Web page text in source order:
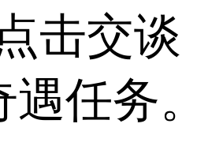
击交谈
任务。